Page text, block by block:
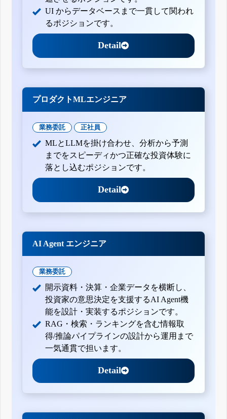
UI からデータベースまで一貫して関われ
るポジションです。
Detail
プロダクトMLエンジニア
業務委託 正社員
MLとLLMを掛け合わせ、分析から予測
までをスピーディかつ正確な投資体験に
落とし込むポジションです。
Detail
AI Agent エンジニア
業務委託
開示資料・決算・企業データを横断し、
投資家の意思決定を支援するAI Agent機
能を設計・実装するポジションです。
RAG・検索・ランキングを含む情報取
得/推論パイプラインの設計から運用まで
一気通貫で担います。
Detail